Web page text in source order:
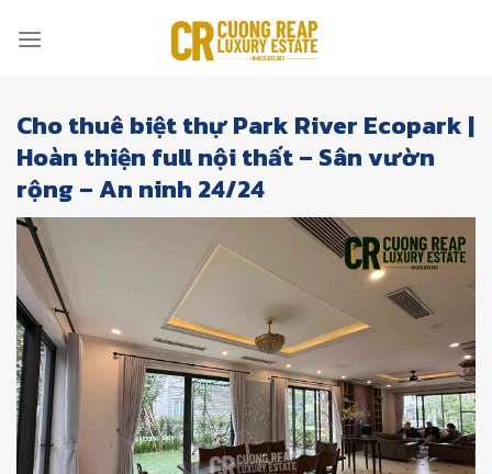
Cho thuê biệt thự Park River Ecopark |
Hoàn thiện full nội thất – Sân vườn
rộng – An ninh 24/24